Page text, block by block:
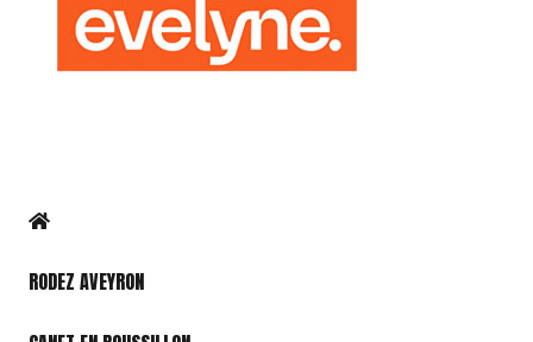
RODEZ AVEYRON